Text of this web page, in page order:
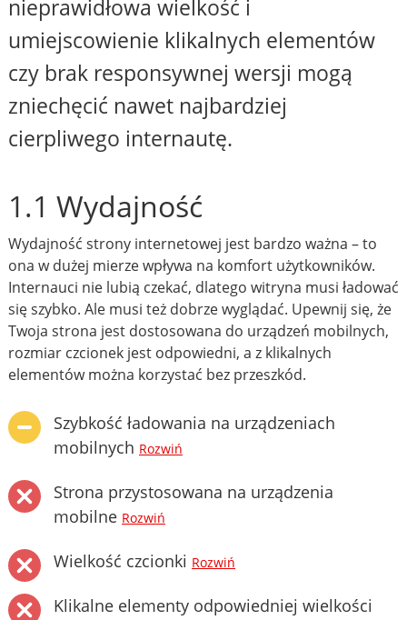
nieprawidłowa wielkość i
umiejscowienie klikalnych elementów
czy brak responsywnej wersji mogą
zniechęcić nawet najbardziej
cierpliwego internautę.
1.1 Wydajność
Wydajność strony internetowej jest bardzo ważna – to
ona w dużej mierze wpływa na komfort użytkowników.
Internauci nie lubią czekać, dlatego witryna musi ładować
się szybko. Ale musi też dobrze wyglądać. Upewnij się, że
Twoja strona jest dostosowana do urządzeń mobilnych,
rozmiar czcionek jest odpowiedni, a z klikalnych
elementów można korzystać bez przeszkód.
Szybkość ładowania na urządzeniach
mobilnych Rozwiń
Strona przystosowana na urządzenia
mobilne Rozwiń
Wielkość czcionki Rozwiń
Klikalne elementy odpowiedniej wielkości